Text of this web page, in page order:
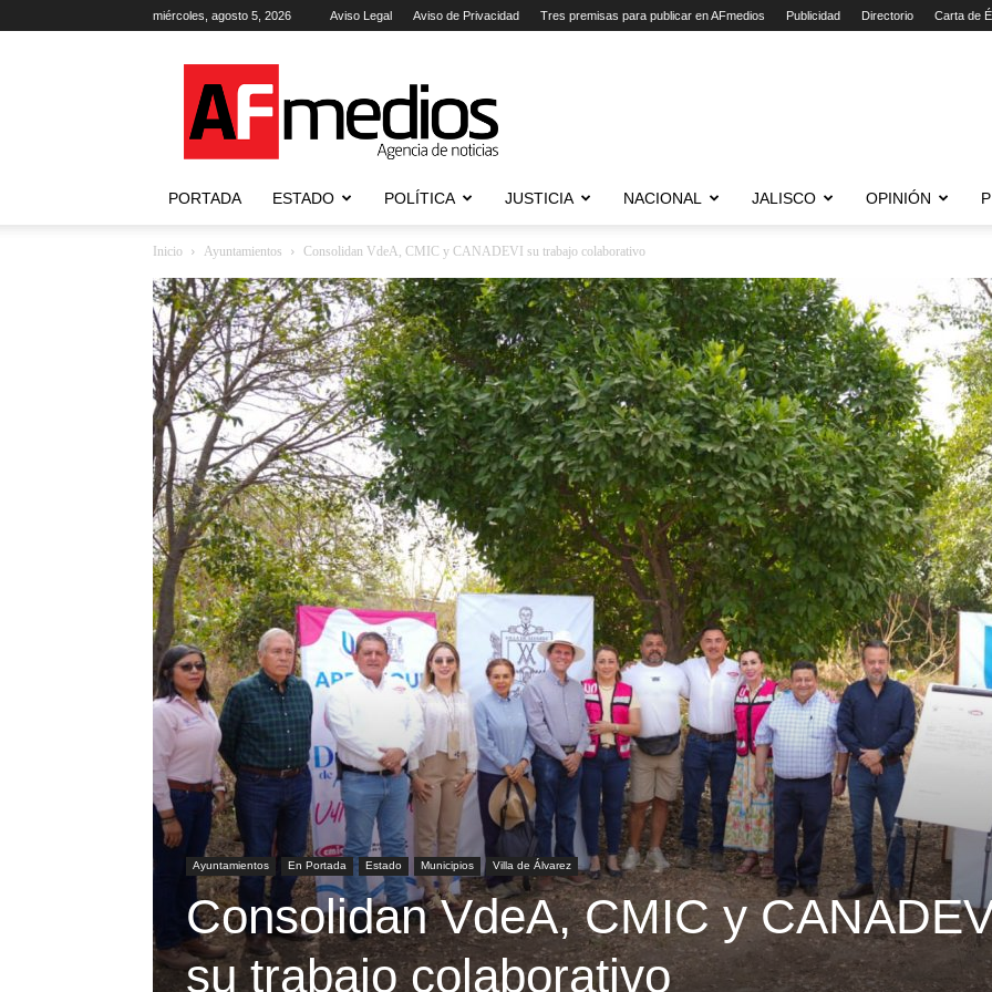
miércoles, agosto 5, 2026 Aviso Legal Aviso de Privacidad Tres premisas para publicar en AFmedios Publicidad Directorio Carta de
Agencia
de
Noticias
PORTADA ESTADO POLÍTICA JUSTICIA NACIONAL JALISCO OPINIÓN
Inicio Ayuntamientos Consolidan VdeA, CMIC y CANADEVI ‎su trabajo colaborativo
Ayuntamientos En Portada Estado Municipios Villa de Álvarez
Consolidan VdeA, CMIC y
‎su trabajo colaborativo